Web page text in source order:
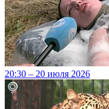
20:30 – 20 июля 2026